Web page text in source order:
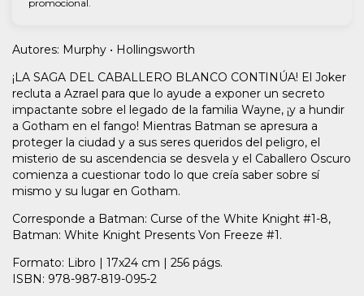
promocional.
Autores: Murphy • Hollingsworth
¡LA SAGA DEL CABALLERO BLANCO CONTINÚA! El Joker
recluta a Azrael para que lo ayude a exponer un secreto
impactante sobre el legado de la familia Wayne, ¡y a hundir
a Gotham en el fango! Mientras Batman se apresura a
proteger la ciudad y a sus seres queridos del peligro, el
misterio de su ascendencia se desvela y el Caballero Oscuro
comienza a cuestionar todo lo que creía saber sobre sí
mismo y su lugar en Gotham.
Corresponde a Batman: Curse of the White Knight #1-8,
Batman: White Knight Presents Von Freeze #1.
Formato: Libro | 17x24 cm | 256 págs.
ISBN: 978-987-819-095-2